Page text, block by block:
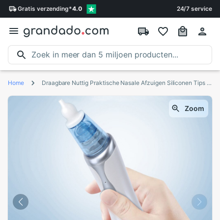
Gratis verzending*4.0 24/7 service
Home Draagbare Nuttig Praktische Nasale Afzuigen Siliconen Tips Neus Cleaners Oplaadbare Cleaners
Zoom